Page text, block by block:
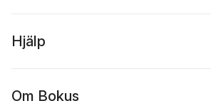
Hjälp
Om Bokus